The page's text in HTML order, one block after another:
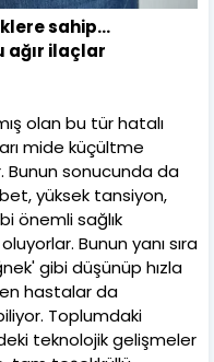
sahip…
ağır ilaçlar
olan bu tür hatalı
mide küçültme
Bunun sonucunda da
yüksek tansiyon,
önemli sağlık
Bunun yanı sıra
gibi düşünüp hızla
hastalar da
Toplumdaki
teknolojik gelişmeler